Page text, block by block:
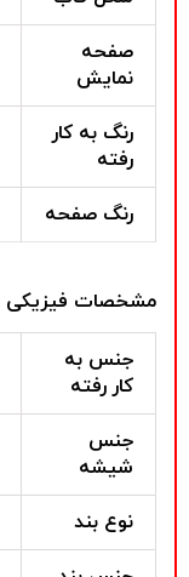
صفحه
نمایش
رنگ به کار
رفته
رنگ صفحه
مشخصات فیزیکی
جنس به
کار رفته
جنس
شیشه
نوع بند